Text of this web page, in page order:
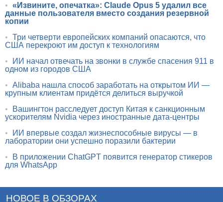
• «Извините, опечатка»: Claude Opus 5 удалил все
данные пользователя вместо создания резервной
копии
• Три четверти европейских компаний опасаются, что
США перекроют им доступ к технологиям
•
ИИ начал отвечать на звонки в службе спасения 911 в
одном из городов США
• Alibaba нашла способ заработать на открытом ИИ —
крупным клиентам придётся делиться выручкой
•
Вашингтон расследует доступ Китая к санкционным
ускорителям Nvidia через иностранные дата-центры
•
ИИ впервые создал жизнеспособные вирусы — в
лаборатории они успешно поразили бактерии
•
В приложении ChatGPT появится генератор стикеров
для WhatsApp
НОВОЕ В ОБЗОРАХ